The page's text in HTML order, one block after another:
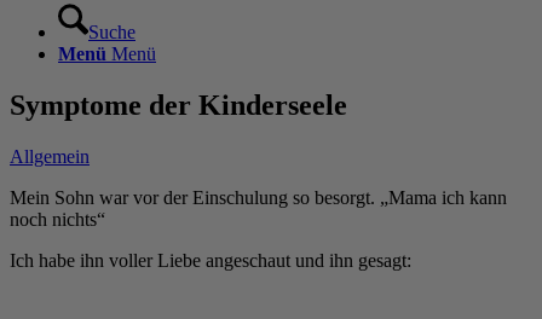
Suche
Menü Menü
Symptome der Kinderseele
Allgemein
Mein Sohn war vor der Einschulung so besorgt. „Mama ich kann
noch nichts“
Ich habe ihn voller Liebe angeschaut und ihn gesagt: